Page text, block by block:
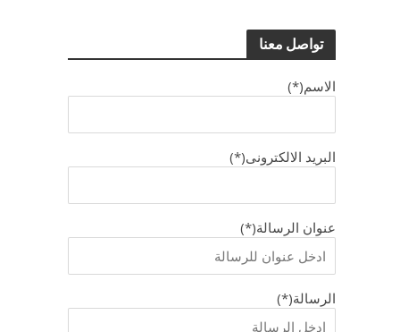
تواصل معنا
الاسم(*)
البريد الالكترونى(*)
عنوان الرسالة(*)
الرسالة(*)